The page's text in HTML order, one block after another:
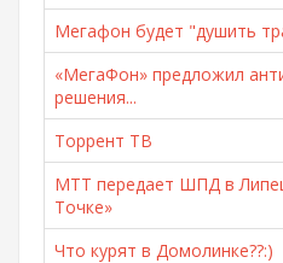
Мегафон будет "душить
«МегаФон» предложил
решения...
Торрент ТВ
МТТ передает ШПД в
Точке»
Что курят в Домолинке??:)